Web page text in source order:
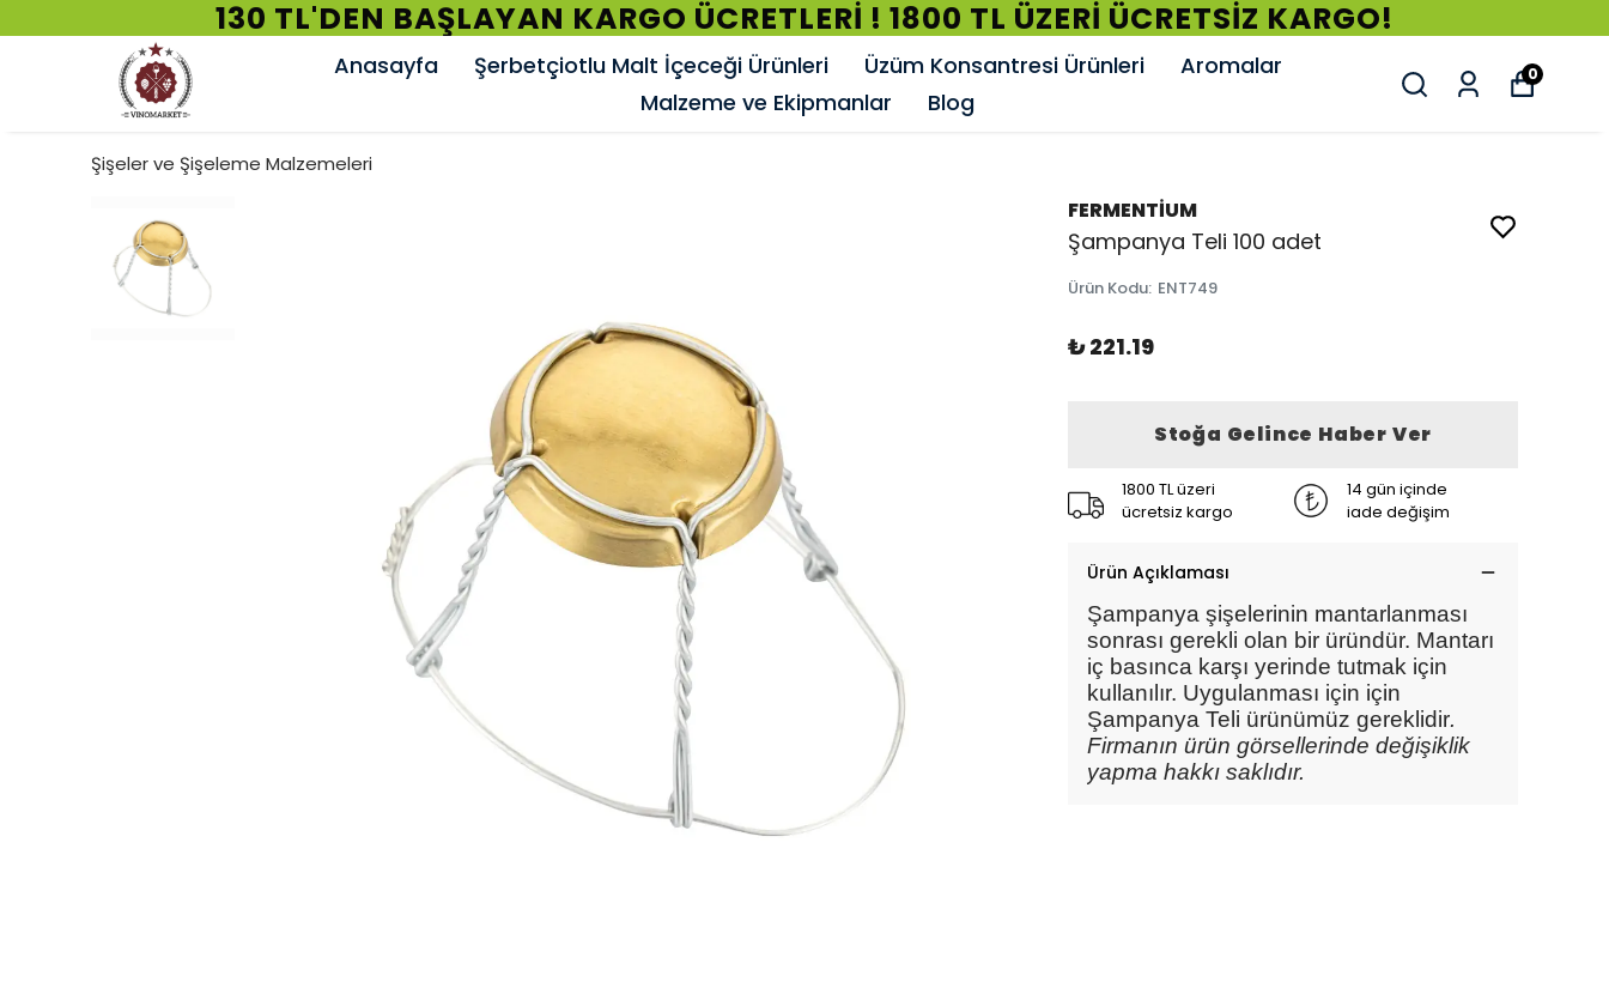
130 TL'DEN BAŞLAYAN KARGO ÜCRETLERİ ! 1800 TL ÜZERİ ÜCRETSİZ KARGO!
Anasayfa Şerbetçiotlu Malt İçeceği Ürünleri Üzüm Konsantresi Ürünleri
Aromalar
Malzeme ve Ekipmanlar
Blog
0
Şişeler ve Şişeleme Malzemeleri
FERMENTİUM
Şampanya Teli 100 adet
Ürün Kodu: ENT749
₺ 221.19
Stoğa Gelince Haber Ver
1800 TL üzeri
ücretsiz kargo
14 gün içinde
iade değişim
Ürün Açıklaması
Şampanya şişelerinin mantarlanması
sonrası gerekli olan bir üründür. Mantarı
iç basınca karşı yerinde tutmak için
kullanılır. Uygulanması için için
Şampanya Teli ürünümüz gereklidir.
Firmanın ürün görsellerinde değişiklik
yapma hakkı saklıdır.